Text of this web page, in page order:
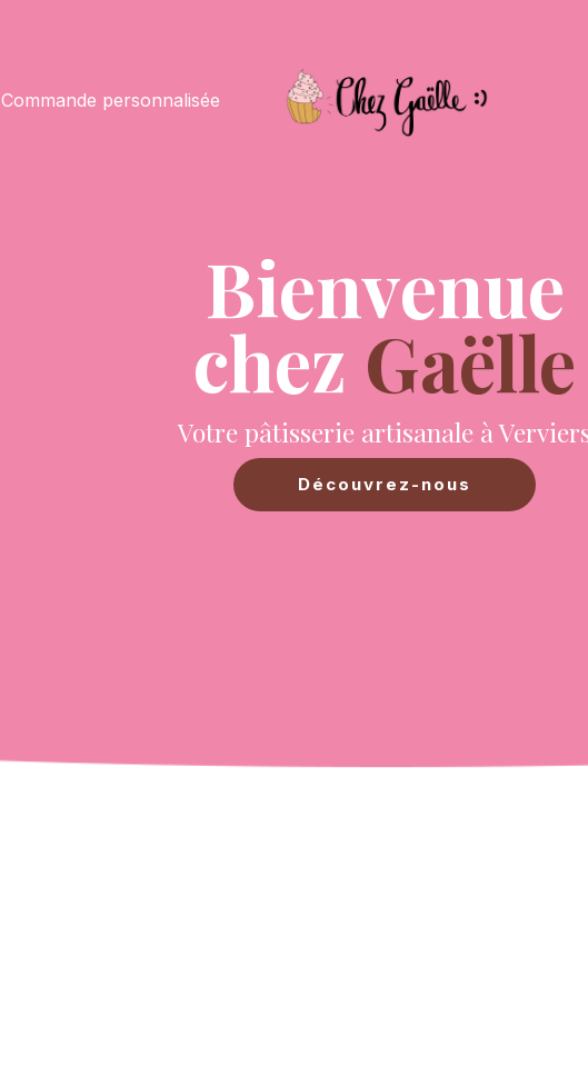
Commande personnalisée
Bienvenue
chez Gaëlle